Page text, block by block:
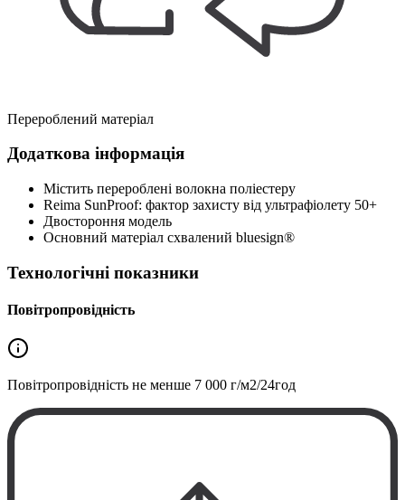
Перероблений матеріал
Додаткова інформація
Містить перероблені волокна поліестеру
Reima SunProof: фактор захисту від ультрафіолету 50+
Двостороння модель
Основний матеріал схвалений bluesign®
Технологічні показники
Повітропровідність
Повітропровідність не менше 7 000 г/м2/24год